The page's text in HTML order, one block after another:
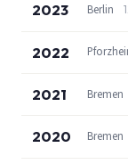
2023 Berlin
2022
2021 Bremen
2020 Bremen